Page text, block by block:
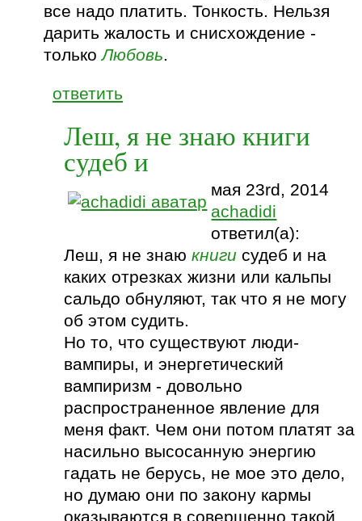
все надо платить. Тонкость. Нельзя
дарить жалость и снисхождение -
толькоЛюбовь.
ответить
Леш, я не знаю книги
судеб и
мая 23rd, 2014
achadidi
ответил(а):
Леш, я не знаюкниги судеб и на
каких отрезках жизни или кальпы
сальдо обнуляют, так что я не могу
об этом судить.
Но то, что существуют люди-
вампиры, и энергетический
вампиризм - довольно
распространенное явление для
меня факт. Чем они потом платят за
насильно высосанную энергию
гадать не берусь, не мое это дело,
но думаю они по закону кармы
оказываются в совершенно такой